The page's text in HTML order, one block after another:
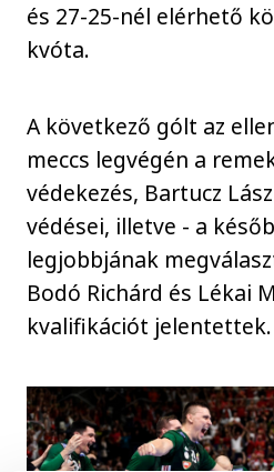
és 27-25-nél elérhető
kvóta.
A következő gólt az
meccs legvégén a
védekezés, Bartucz
védései, illetve - a
legjobbjának
Bodó Richárd és Lékai
kvalifikációt jelentettek.